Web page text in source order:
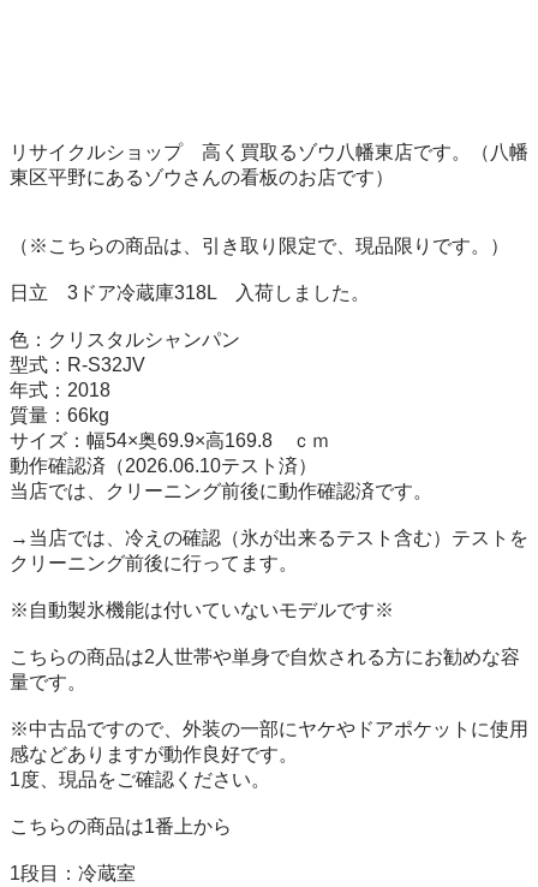
リサイクルショップ　高く買取るゾウ八幡東店です。（八幡
東区平野にあるゾウさんの看板のお店です）
（※こちらの商品は、引き取り限定で、現品限りです。）
日立　3ドア冷蔵庫318L　入荷しました。
色：クリスタルシャンパン
型式：R-S32JV
年式：2018
質量：66kg
サイズ：幅54×奥69.9×高169.8　ｃｍ
動作確認済（2026.06.10テスト済）
当店では、クリーニング前後に動作確認済です。
→当店では、冷えの確認（氷が出来るテスト含む）テストを
クリーニング前後に行ってます。
※自動製氷機能は付いていないモデルです※
こちらの商品は2人世帯や単身で自炊される方にお勧めな容
量です。
※中古品ですので、外装の一部にヤケやドアポケットに使用
感などありますが動作良好です。
1度、現品をご確認ください。
こちらの商品は1番上から
1段目：冷蔵室